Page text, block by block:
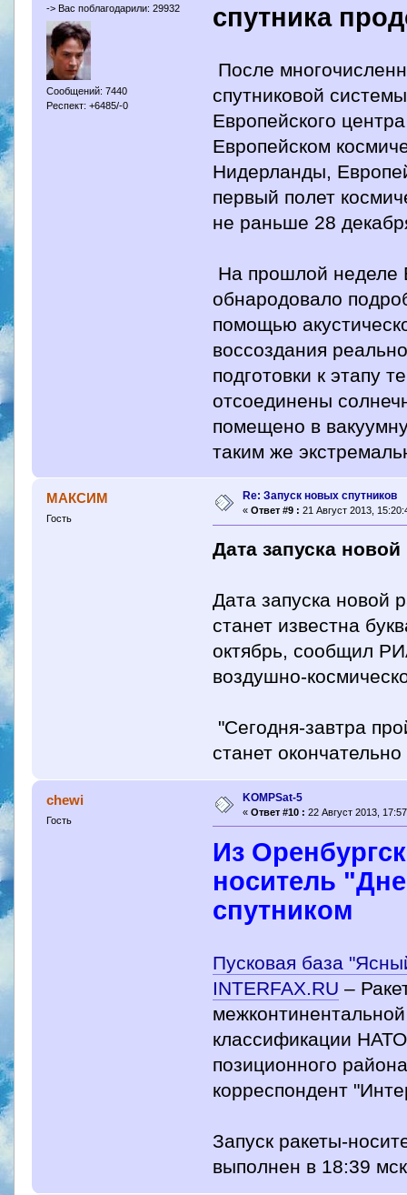
-> Вас поблагодарили: 29932
Сообщений: 7440
Респект: +6485/-0
спутника
После
спутниковой
Европейского
Европейском
Нидерланды,
первый полет
не раньше 28
На прошлой неделе
обнародовало
помощью
воссоздания
подготовки к этапу
отсоединены
помещено в
таким же
МАКСИМ
Гость
Re: Запуск новых спутников
« Ответ #9 : 21 Август 2013,
Дата запуска
Дата запуска новой
станет известна
октябрь, сообщил
воздушно-
"Сегодня-завтра
станет
chewi
Гость
KOMPSat-5
« Ответ #10 : 22 Август 2013,
Из
носитель
спутником
Пусковая база
INTERFAX.RU –
классификации
позиционного
корреспондент
Запуск ракеты-
выполнен в 18:39